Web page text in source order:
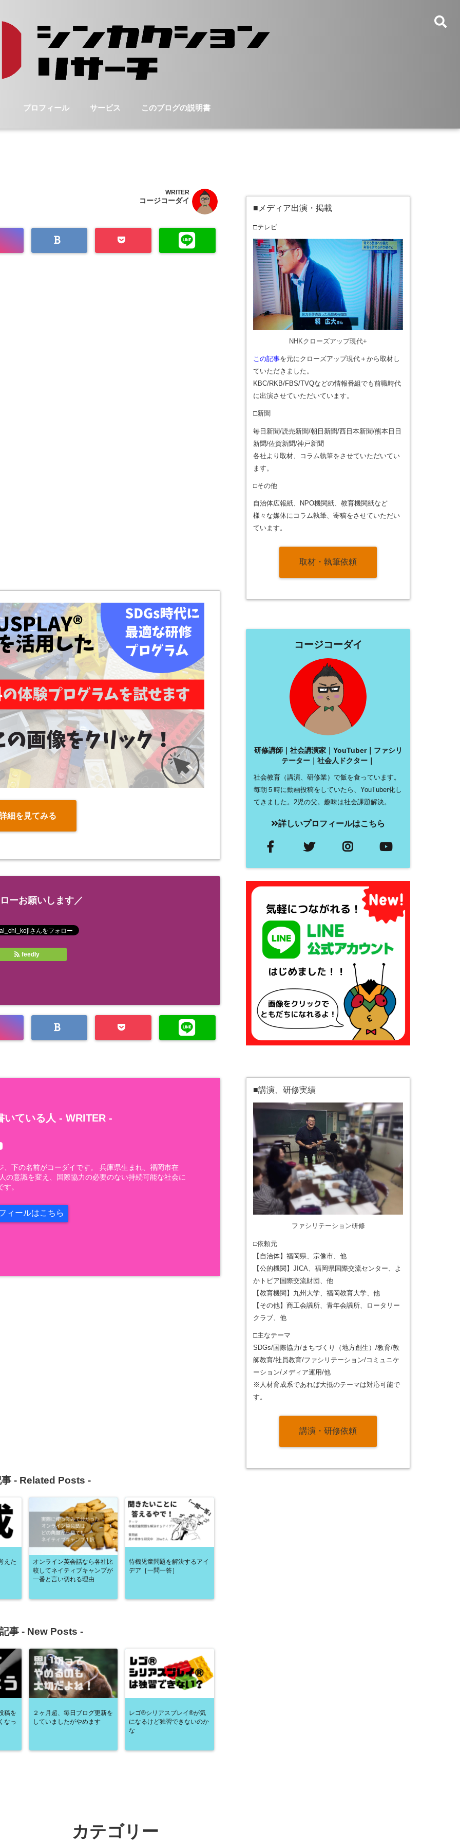
プロフィール サービス このブログの説明書
WRITER
コージコーダイ
細を見てみる
ーお願いします／
feedly
いている人 - WRITER -
、下の名前がコーダイです。 兵庫県生まれ、福岡市在
の意識を変え、国際協力の必要のない持続可能な社会に
。
ィールはこちら
- Related Posts -
えた
オンライン英会話なら各社比
較してネイティブキャンプが
一番と言い切れる理由
待機児童問題を解決するアイ
デア［一問一答］
事 - New Posts -
稿を
なっ
２ヶ月超、毎日ブログ更新を
していましたがやめます
レゴ®シリアスプレイ®が気
になるけど独習できないのか
な
■メディア出演・掲載
□テレビ
NHKクローズアップ現代+
この記事を元にクローズアップ現代＋から取材し
ていただきました。
KBC/RKB/FBS/TVQなどの情報番組でも前職時代
に出演させていただいています。
□新聞
毎日新聞/読売新聞/朝日新聞/西日本新聞/熊本日日
新聞/佐賀新聞/神戸新聞
各社より取材、コラム執筆をさせていただいてい
ます。
□その他
自治体広報紙、NPO機関紙、教育機関紙など
様々な媒体にコラム執筆、寄稿をさせていただい
ています。
取材・執筆依頼
コージコーダイ
研修講師｜社会講演家｜YouTuber｜ファシリ
テーター｜社会人ドクター｜
社会教育（講演、研修業）で飯を食っています。
毎朝５時に動画投稿をしていたら、YouTuber化し
てきました。2児の父。趣味は社会課題解決。
詳しいプロフィールはこちら
■講演、研修実績
ファシリテーション研修
□依頼元
【自治体】福岡県、宗像市、他
【公的機関】JICA、福岡県国際交流センター、よ
かトピア国際交流財団、他
【教育機関】九州大学、福岡教育大学、他
【その他】商工会議所、青年会議所、ロータリー
クラブ、他
□主なテーマ
SDGs/国際協力/まちづくり（地方創生）/教育/教
師教育/社員教育/ファシリテーション/コミュニケ
ーション/メディア運用/他
※人材育成系であれば大抵のテーマは対応可能で
す。
講演・研修依頼
カテゴリー